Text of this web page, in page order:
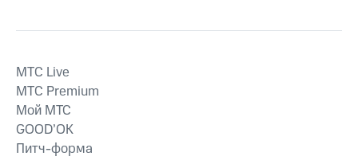
MTС Live
MTС Premium
Мой МТС
GOOD’OK
Питч-форма